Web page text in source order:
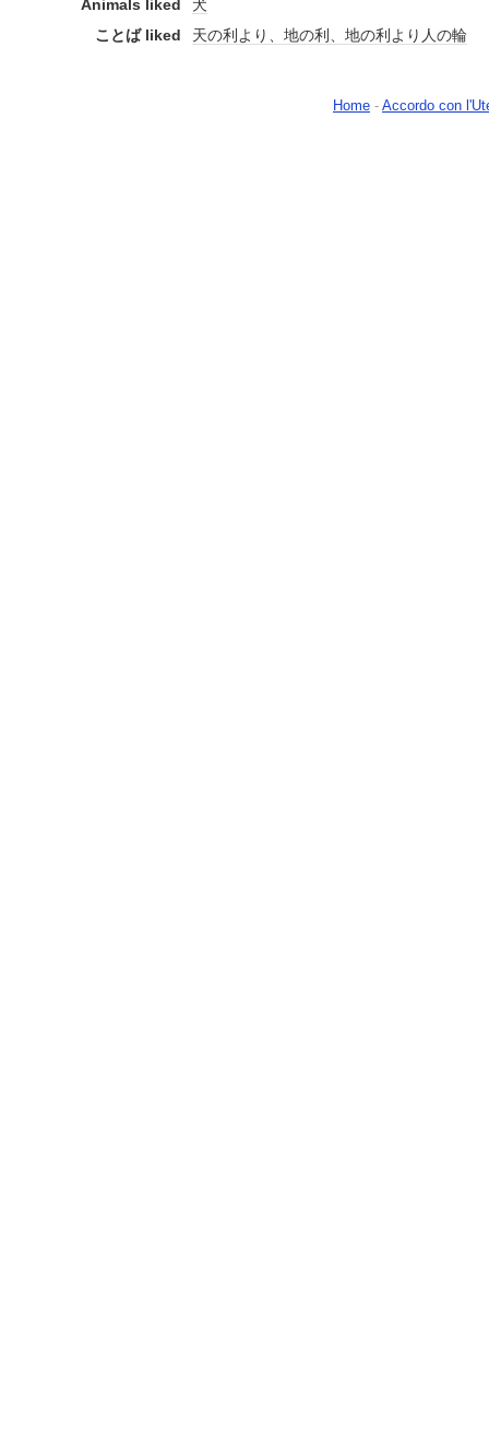
Animals liked
犬
ことば liked
天の利より、地の利、地の利より人の輪
Home - Accordo con